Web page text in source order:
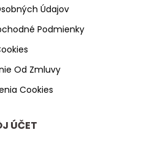
Údajov
Podmienky
Od Zmluvy
Cookies
ÚČET